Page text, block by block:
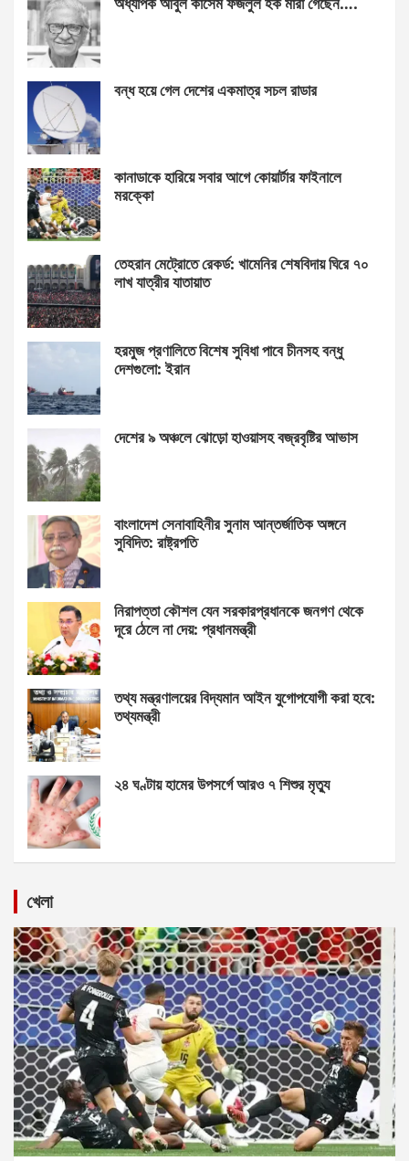
বন্ধ হয়ে গেল দেশের একমাত্র সচল রাডার
কানাডাকে হারিয়ে সবার আগে কোয়ার্টার ফাইনালে
মরক্কো
তেহরান মেট্রোতে রেকর্ড: খামেনির শেষবিদায় ঘিরে ৭০
লাখ যাত্রীর যাতায়াত
হরমুজ প্রণালিতে বিশেষ সুবিধা পাবে চীনসহ বন্ধু
দেশগুলো: ইরান
দেশের ৯ অঞ্চলে ঝোড়ো হাওয়াসহ বজ্রবৃষ্টির আভাস
বাংলাদেশ সেনাবাহিনীর সুনাম আন্তর্জাতিক অঙ্গনে
সুবিদিত: রাষ্ট্রপতি
নিরাপত্তা কৌশল যেন সরকারপ্রধানকে জনগণ থেকে
দূরে ঠেলে না দেয়: প্রধানমন্ত্রী
তথ্য মন্ত্রণালয়ের বিদ্যমান আইন যুগোপযোগী করা হবে:
তথ্যমন্ত্রী
২৪ ঘণ্টায় হামের উপসর্গে আরও ৭ শিশুর মৃত্যু
খেলা